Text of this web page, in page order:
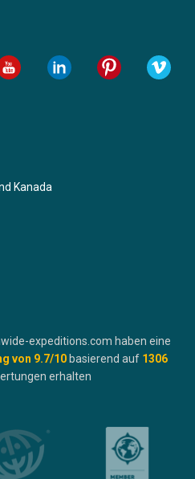
Kanada
expeditions.com haben eine
von 9.7/10 basierend auf 1306
erhalten